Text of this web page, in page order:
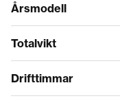
Årsmodell
Totalvikt
Drifttimmar